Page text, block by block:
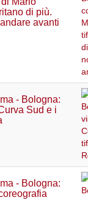
di più.
avanti
- Bologna:
Sud e i
- Bologna: